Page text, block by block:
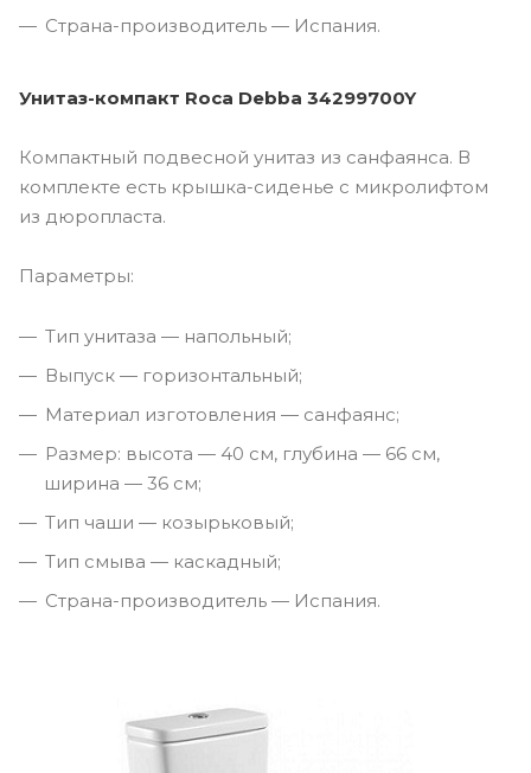
Страна-производитель — Испания.
Унитаз-компакт Roca Debba 34299700Y
Компактный подвесной унитаз из санфаянса. В
комплекте есть крышка-сиденье с микролифтом
из дюропласта.
Параметры:
Тип унитаза — напольный;
Выпуск — горизонтальный;
Материал изготовления — санфаянс;
Размер: высота — 40 см, глубина — 66 см,
ширина — 36 см;
Тип чаши — козырьковый;
Тип смыва — каскадный;
Страна-производитель — Испания.